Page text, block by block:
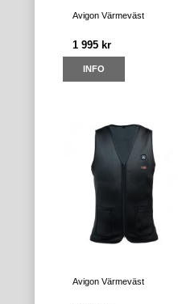
Avigon Värmeväst
1 995 kr
INFO
Avigon Värmeväst